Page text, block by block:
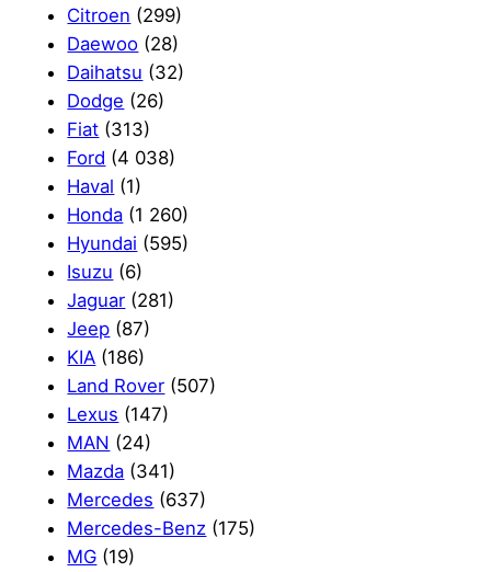
Citroen (299)
Daewoo (28)
Daihatsu (32)
Dodge (26)
Fiat (313)
Ford (4 038)
Haval (1)
Honda (1 260)
Hyundai (595)
Isuzu (6)
Jaguar (281)
Jeep (87)
KIA (186)
Land Rover (507)
Lexus (147)
MAN (24)
Mazda (341)
Mercedes (637)
Mercedes-Benz (175)
MG (19)